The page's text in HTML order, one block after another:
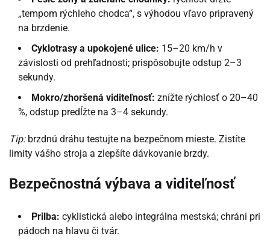
„tempom rýchleho chodca“, s výhodou vľavo pripravený
na brzdenie.
Cyklotrasy a upokojené ulice: 15–20 km/h v
závislosti od prehľadnosti; prispôsobujte odstup 2–3
sekundy.
Mokro/zhoršená viditeľnosť: znížte rýchlosť o 20–40
%, odstup predĺžte na 3–4 sekundy.
Tip:brzdnú dráhu testujte na bezpečnom mieste. Zistíte
limity vášho stroja a zlepšíte dávkovanie brzdy.
Bezpečnostná výbava a viditeľnosť
Prilba: cyklistická alebo integrálna mestská; chráni pri
pádoch na hlavu či tvár.